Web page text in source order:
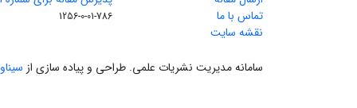
تماس با ما
نقشه سایت
786-01-0-1256
سامانه مدیریت نشریات علمی. طراحی و پیاده سازی از